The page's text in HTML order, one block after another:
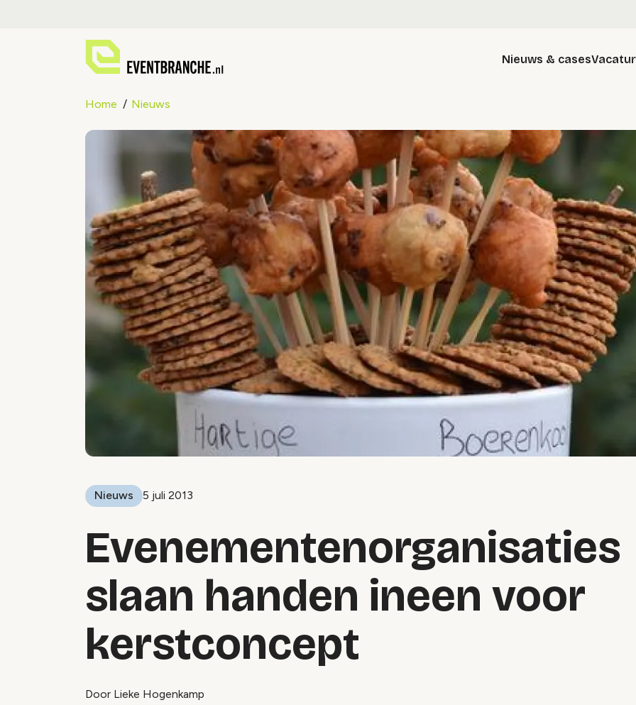
Nieuws & cases
Home Nieuws
Nieuws 5 juli 2013
Evenementenorganisaties
slaan handen ineen voor
kerstconcept
Door Lieke Hogenkamp